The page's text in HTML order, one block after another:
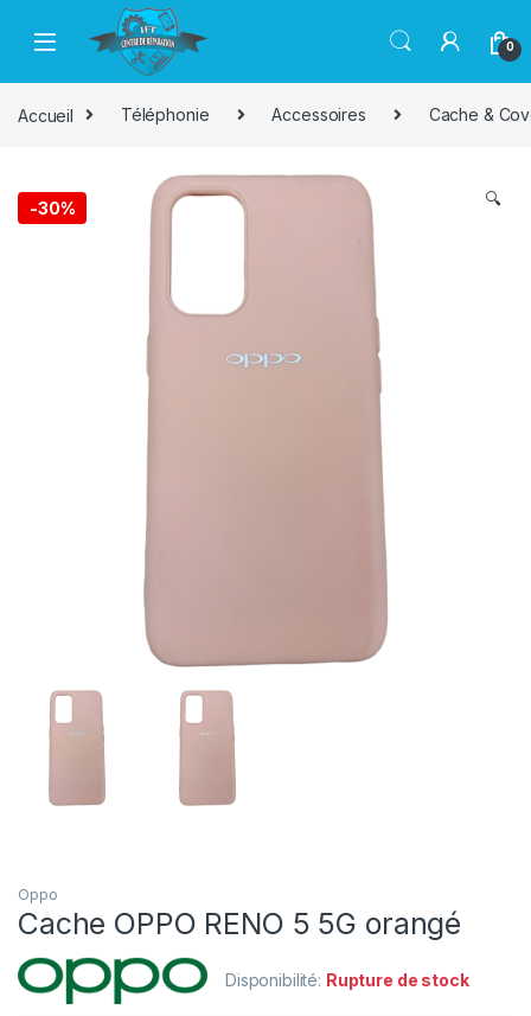
Passer à la navigation
Aller au contenu
0
Accueil Téléphonie Accessoires Cache &
-30% 🔍
Oppo
Cache OPPO RENO 5 5G orangé
Disponibilité: Rupture de stock